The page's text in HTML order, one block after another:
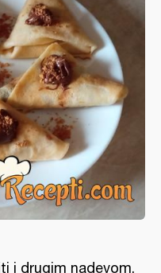
i drugim nadevom,